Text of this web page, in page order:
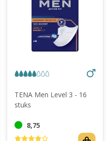
TENA Men Level 3 - 16
stuks
8,75